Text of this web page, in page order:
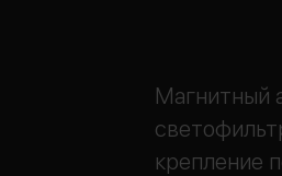
Магнитный
крепление